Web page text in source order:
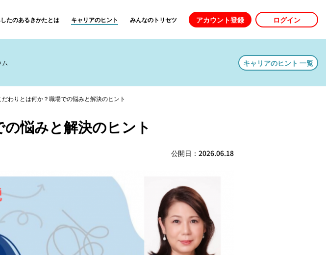
たのあるきかたとは キャリアのヒント みんなのトリセツ アカウント登録 ログイン
ム キャリアのヒント 一覧
わりとは何か？職場での悩みと解決のヒント
悩みと解決のヒント
公開日： 2026.06.18